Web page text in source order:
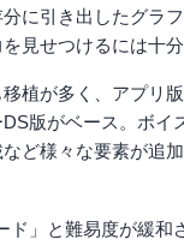
に引き出したグラ
見せつけるには十
植が多く、アプリ
版がベース。ボイ
ど様々な要素が追
ド」と難易度が緩和